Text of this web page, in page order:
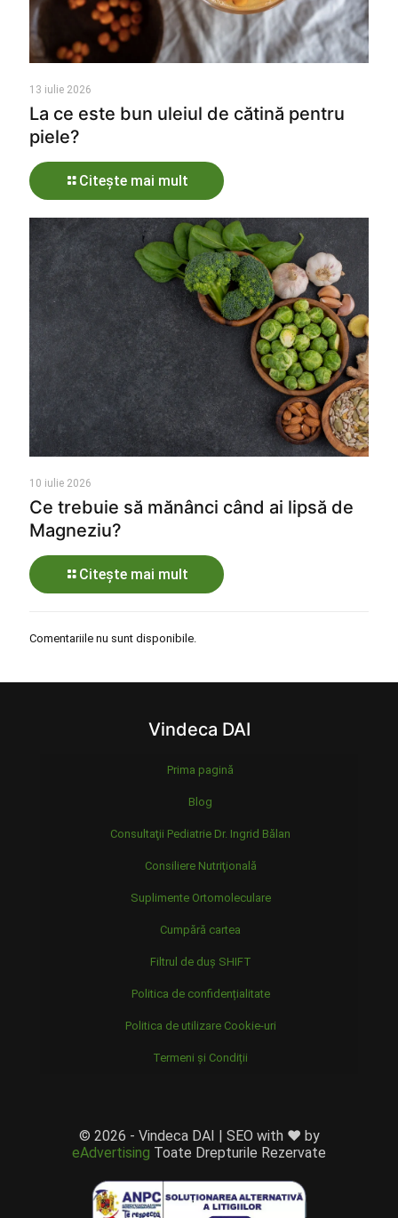
13 iulie 2026
La ce este bun uleiul de cătină pentru
piele?
Citește mai mult
10 iulie 2026
Ce trebuie să mănânci când ai lipsă de
Magneziu?
Citește mai mult
Comentariile nu sunt disponibile.
Vindeca DAI
Prima pagină
Blog
Consultaţii Pediatrie Dr. Ingrid Bălan
Consiliere Nutriţională
Suplimente Ortomoleculare
Cumpără cartea
Filtrul de duș SHIFT
Politica de confidențialitate
Politica de utilizare Cookie-uri
Termeni și Condiții
© 2026 - Vindeca DAI | SEO with ❤️ by
eAdvertising Toate Drepturile Rezervate